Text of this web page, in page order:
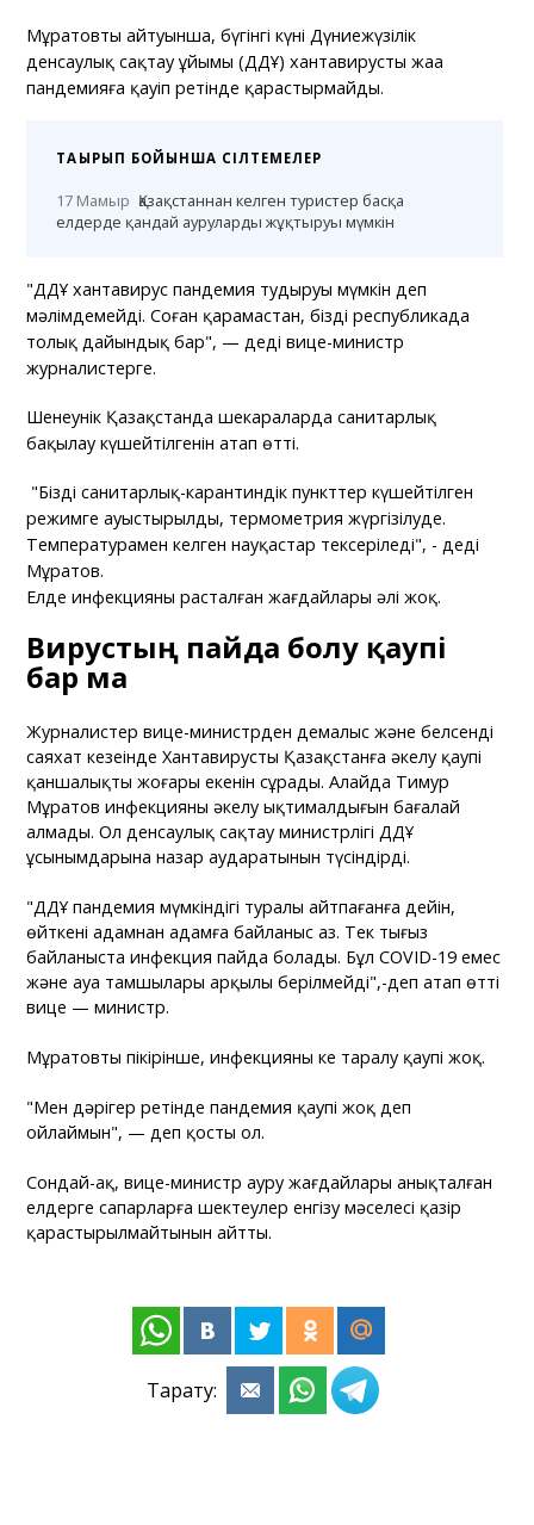
Мұратовтың айтуынша, бүгінгі күні Дүниежүзілік
денсаулық сақтау ұйымы (ДДҰ) хантавирусты жаңа
пандемияға қауіп ретінде қарастырмайды.
ТАҚЫРЫП БОЙЫНША СІЛТЕМЕЛЕР
17 Мамыр Қазақстаннан келген туристер басқа
елдерде қандай ауруларды жұқтыруы мүмкін
"ДДҰ хантавирус пандемия тудыруы мүмкін деп
мәлімдемейді. Соған қарамастан, біздің республикада
толық дайындық бар", — деді вице-министр
журналистерге.
Шенеунік Қазақстанда шекараларда санитарлық
бақылау күшейтілгенін атап өтті.
"Біздің санитарлық-карантиндік пункттер күшейтілген
режимге ауыстырылды, термометрия жүргізілуде.
Температурамен келген науқастар тексеріледі", - деді
Мұратов.
Елде инфекцияның расталған жағдайлары әлі жоқ.
Вирустың пайда болу қаупі
бар ма
Журналистер вице-министрден демалыс және белсенді
саяхат кезеңінде Хантавирусты Қазақстанға әкелу қаупі
қаншалықты жоғары екенін сұрады. Алайда Тимур
Мұратов инфекцияны әкелу ықтималдығын бағалай
алмады. Ол денсаулық сақтау министрлігі ДДҰ
ұсынымдарына назар аударатынын түсіндірді.
"ДДҰ пандемия мүмкіндігі туралы айтпағанға дейін,
өйткені адамнан адамға байланыс аз. Тек тығыз
байланыста инфекция пайда болады. Бұл COVID-19 емес
және ауа тамшылары арқылы берілмейді",-деп атап өтті
вице — министр.
Мұратовтың пікірінше, инфекцияның кең таралу қаупі жоқ.
"Мен дәрігер ретінде пандемия қаупі жоқ деп
ойлаймын", — деп қосты ол.
Сондай-ақ, вице-министр ауру жағдайлары анықталған
елдерге сапарларға шектеулер енгізу мәселесі қазір
қарастырылмайтынын айтты.
Тарату: